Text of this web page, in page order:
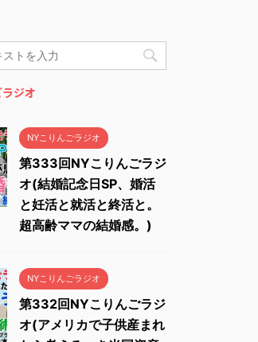
ジオ
NYこりんごラジオ
第333回NYこりんごラジ
オ(結婚記念日SP、婚活
と妊活と就活と終活と。
超高齢ママの結婚感。)
NYこりんごラジオ
第332回NYこりんごラジ
オ(アメリカで子供産まれ